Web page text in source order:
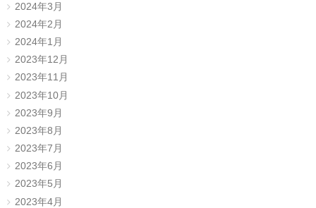
2024年3月
2024年2月
2024年1月
2023年12月
2023年11月
2023年10月
2023年9月
2023年8月
2023年7月
2023年6月
2023年5月
2023年4月